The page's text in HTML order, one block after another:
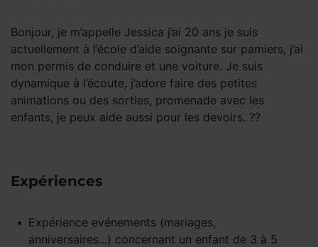
Bonjour, je m’appelle Jessica j’ai 20 ans je suis
actuellement à l’école d’aide soignante sur pamiers, j’ai
mon permis de conduire et une voiture. Je suis
dynamique à l’écoute, j’adore faire des petites
animations ou des sorties, promenade avec les
enfants, je peux aide aussi pour les devoirs. ??
Expériences
Expérience evénements (mariages,
anniversaires...) concernant un enfant de 3 à 5